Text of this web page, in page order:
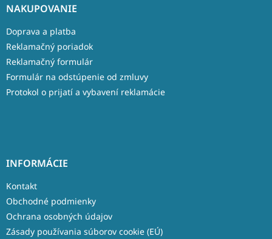
NAKUPOVANIE
Doprava a platba
Reklamačný poriadok
Reklamačný formulár
Formulár na odstúpenie od zmluvy
Protokol o prijatí a vybavení reklamácie
INFORMÁCIE
Kontakt
Obchodné podmienky
Ochrana osobných údajov
Zásady používania súborov cookie (EÚ)